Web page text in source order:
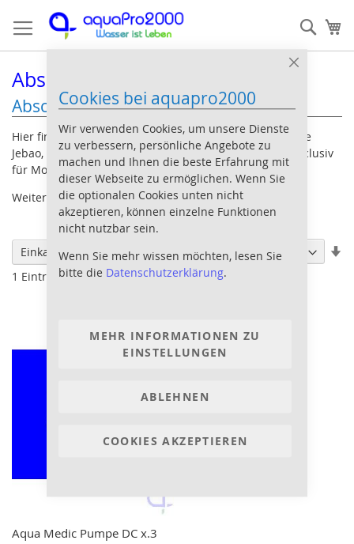
Close
Cookies bei aquapro2000
Wir verwenden Cookies, um unsere Dienste
zu verbessern, persönliche Angebote zu
machen und Ihnen die beste Erfahrung mit
dieser Webseite zu ermöglichen. Wenn Sie
die optionalen Cookies unten nicht
akzeptieren, können einzelne Funktionen
nicht nutzbar sein.
Wenn Sie mehr wissen möchten, lesen Sie
bitte die Datenschutzerklärung.
COOKIES AKZEPTIEREN
MEHR INFORMATIONEN ZU
EINSTELLUNGEN
ABLEHNEN
zum
Abschäumer Pumpen
Abschäumerpumpe
Hier finden Sie Abschäumerpumpen von Herstellern wie
Jebao, Aqua Medic, ATI, Deltec, Tunze, Eheim & Royal Exclusiv
für Motorbetriebene Abschäumer.
Weitere
Informationen zur Abschäumerpumpe
1 Eintrag
Aqua Medic Pumpe DC x.3
Einkaufen nach